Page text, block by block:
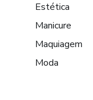
Estética
Manicure
Maquiagem
Moda